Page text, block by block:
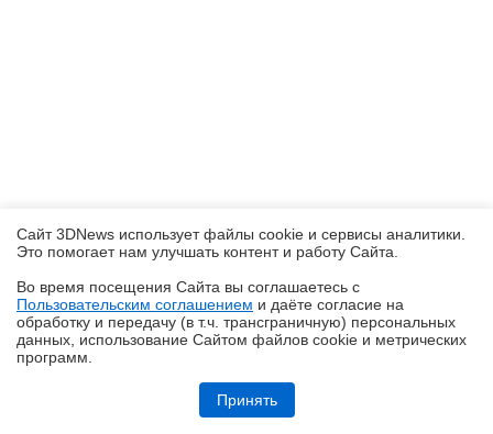
Обзор блока питания Chieftec Stealth (SPX-1000-FC)
Сайт 3DNews использует файлы cookie и сервисы аналитики.
Это помогает нам улучшать контент и работу Cайта.
Во время посещения Cайта вы соглашаетесь с
Пользовательским соглашением и даёте согласие на
обработку и передачу (в т.ч. трансграничную) персональных
данных, использование Cайтом файлов cookie и метрических
программ.
Принять